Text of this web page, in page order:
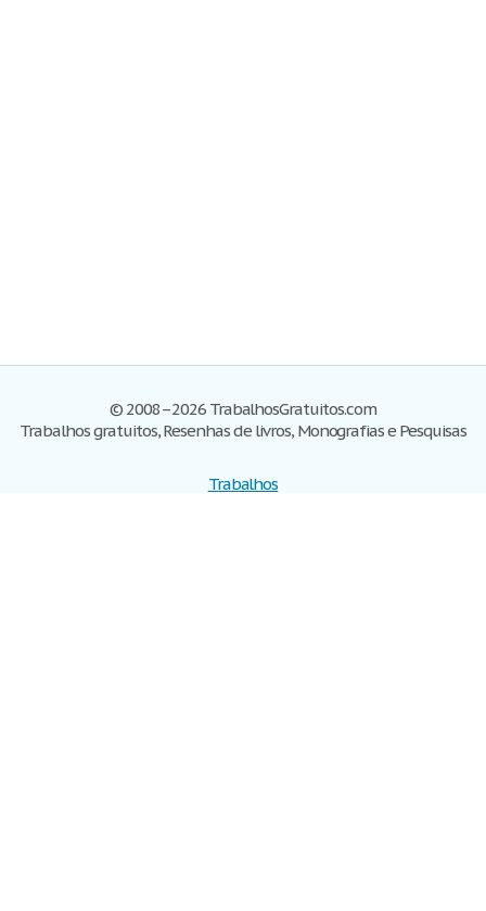
© 2008–2026 TrabalhosGratuitos.com
Trabalhos gratuitos, Resenhas de livros, Monografias e Pesquisas
Trabalhos